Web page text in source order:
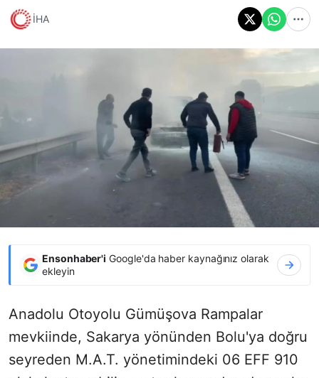
İHA
Ensonhaber'i Google'da haber kaynağınız olarak
ekleyin
Anadolu Otoyolu Gümüşova Rampalar
mevkiinde, Sakarya yönünden Bolu'ya doğru
seyreden M.A.T. yönetimindeki 06 EFF 910